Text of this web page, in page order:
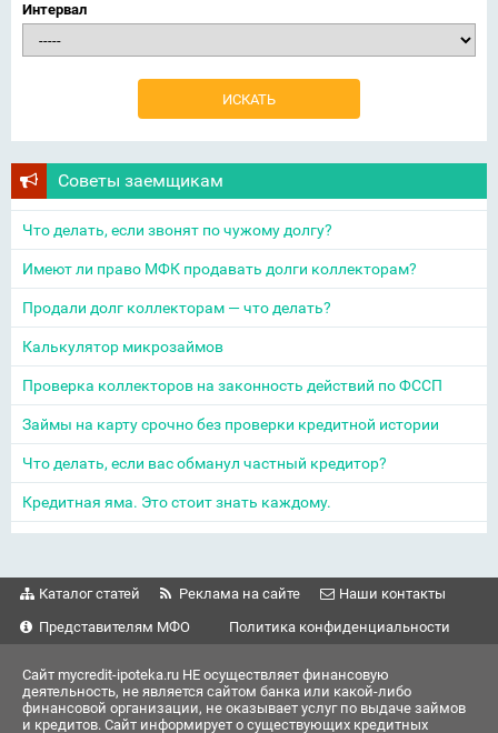
Интервал
Советы заемщикам
Что делать, если звонят по чужому долгу?
Имеют ли право МФК продавать долги коллекторам?
Продали долг коллекторам — что делать?
Калькулятор микрозаймов
Проверка коллекторов на законность действий по ФССП
Займы на карту срочно без проверки кредитной истории
Что делать, если вас обманул частный кредитор?
Кредитная яма. Это стоит знать каждому.
Каталог статей Реклама на сайте
Наши контакты
Представителям МФО
Политика конфиденциальности
Сайт mycredit-ipoteka.ru НЕ осуществляет финансовую
деятельность, не является сайтом банка или какой-либо
финансовой организации, не оказывает услуг по выдаче займов
и кредитов. Сайт информирует о существующих кредитных